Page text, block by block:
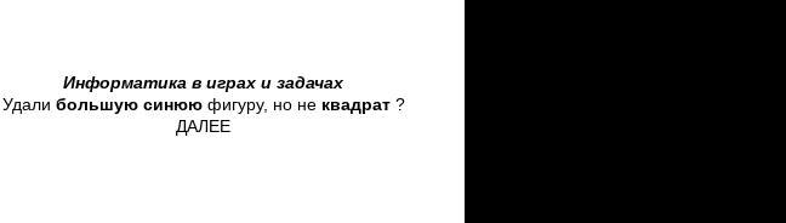
Информатика в играх и задачах
Удали большую синююфигуру, но не квадрат?
ДАЛЕЕ